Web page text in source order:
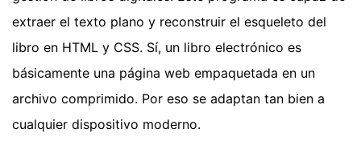
extraer el texto plano y reconstruir el esqueleto del
libro en HTML y CSS. Sí, un libro electrónico es
básicamente una página web empaquetada en un
archivo comprimido. Por eso se adaptan tan bien a
cualquier dispositivo moderno.